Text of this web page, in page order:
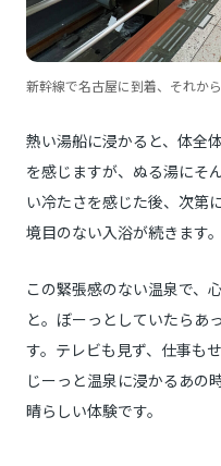
新幹線で名古屋に到着、それか
熱い湯船に浸かると、体全
を感じますが、ぬる湯にそ
い冷たさを感じた後、次第
境目のない入浴が続きます。
この緊張感のない温泉で、
と。ぼーっとしていたらあ
す。テレビも見ず、仕事も
じーっと温泉に浸かるあの
晴らしい体験です。